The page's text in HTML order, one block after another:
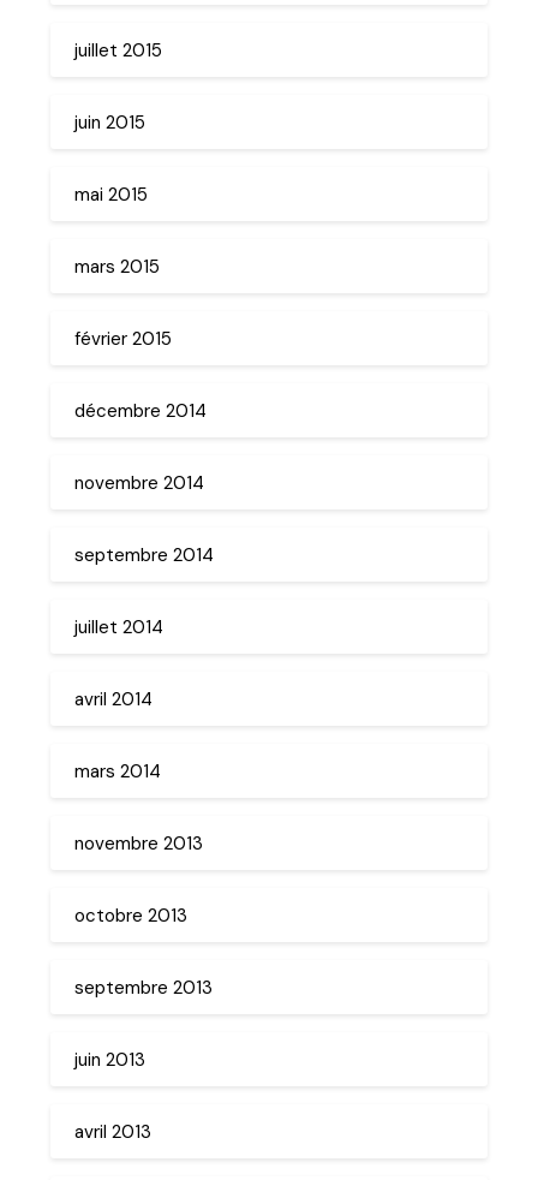
juillet 2015
juin 2015
mai 2015
mars 2015
février 2015
décembre 2014
novembre 2014
septembre 2014
juillet 2014
avril 2014
mars 2014
novembre 2013
octobre 2013
septembre 2013
juin 2013
avril 2013